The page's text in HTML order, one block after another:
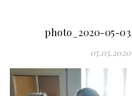
photo_2020-05-
05.05.2020